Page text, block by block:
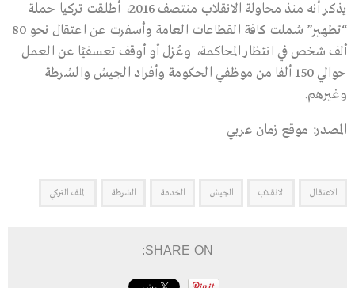
يذكر أنه منذ محاولة الانقلاب منتصف 2016، أطلقت تركيا حملة
“تطهير” شملت كافة القطاعات العامة وأسفرت عن اعتقال نحو 80
ألف شخص في انتظار المحاكمة، وعُزل أو أوقف تعسفيًا عن العمل
حوالي 150 ألفا من موظفي الحكومة وأفراد الجيش والشرطة
وغيرهم.
المصدر: موقع زمان عربي
الاعتقال الانقلاب الجيش الخدمة الشرطة الملف التركي
SHARE ON: